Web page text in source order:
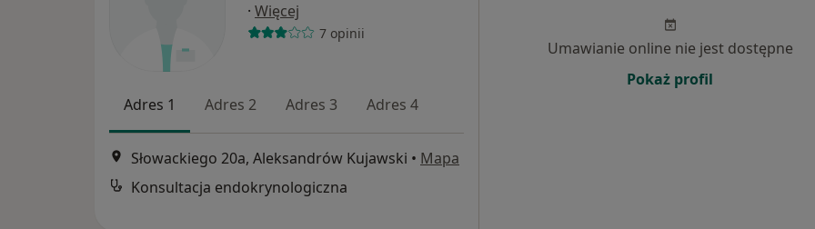
· Więcej
7 opinii
Adres 1 Adres 2 Adres 3 Adres 4
Słowackiego 20a, Aleksandrów Kujawski • Mapa
Konsultacja endokrynologiczna
Umawianie online nie jest dostępne
Pokaż profil